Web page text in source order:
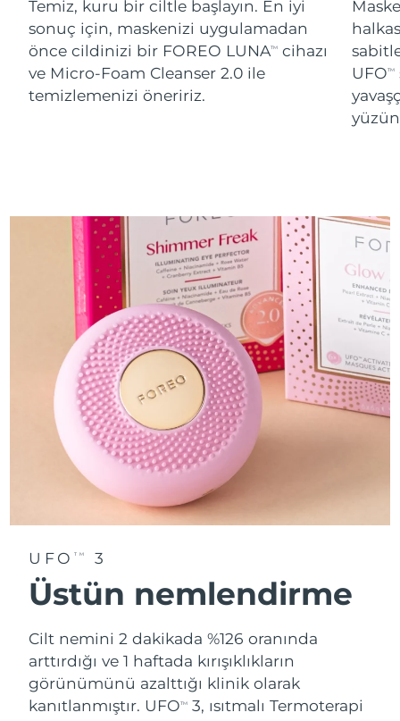
Temiz, kuru bir ciltle başlayın. En iyi
sonuç için, maskenizi uygulamadan
önce cildinizi bir FOREO LUNATM
cihazı
ve Micro-Foam Cleanser 2.0 ile
temizlemenizi öneririz.
UFOTM
UFO TM 3
Üstün nemlendirme
Cilt nemini 2 dakikada %126 oranında
arttırdığı ve 1 haftada kırışıklıkların
görünümünü azalttığı klinik olarak
kanıtlanmıştır. UFOTM
3, ısıtmalı Termoterapi